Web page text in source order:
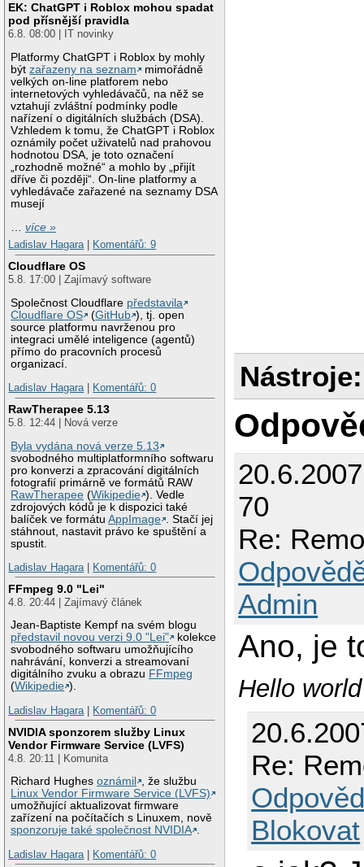
EK: ChatGPT i Roblox mohou spadat
pod přísnější pravidla
6.8. 08:00 | IT novinky
Platformy ChatGPT i Roblox by mohly
býtzařazeny na seznam
mimořádně
velkých on-line platforem nebo
internetových vyhledávačů, na něž se
vztahují zvláštní podmínky podle
nařízení o digitálních službách (DSA).
Vzhledem k tomu, že ChatGPT i Roblox
oznámily počet uživatelů nad prahovou
hodnotou DSA, je toto označení
„rozhodně možné“ a mohlo by „přijít
dříve či později“. On-line platformy a
vyhledávače zařazené na seznamy DSA
musejí
…více »
Ladislav Hagara| Komentářů: 9
Cloudflare OS
5.8. 17:00 | Zajímavý software
Společnost Cloudflare představila
Cloudflare OS
(GitHub ), tj. open
source platformu navrženou pro
integraci umělé inteligence (agentů)
přímo do pracovních procesů
organizací.
Ladislav Hagara| Komentářů: 0
RawTherapee 5.13
5.8. 12:44 | Nová verze
Byla vydána nová verze 5.13
svobodného multiplatformního softwaru
pro konverzi a zpracování digitálních
fotografií primárně ve formátů RAW
RawTherapee (Wikipedie ). Vedle
zdrojových kódů je k dispozici také
balíček ve formátuAppImage
. Stačí jej
stáhnout, nastavit právo ke spuštění a
spustit.
Ladislav Hagara| Komentářů: 0
FFmpeg 9.0 "Lei"
4.8. 20:44 | Zajímavý článek
Jean-Baptiste Kempf na svém blogu
představil novou verzi 9.0 "Lei"
kolekce
svobodného softwaru umožňujícího
nahrávání, konverzi a streamovaní
digitálního zvuku a obrazu FFmpeg
(Wikipedie ).
Ladislav Hagara| Komentářů: 0
NVIDIA sponzorem služby Linux
Vendor Firmware Service (LVFS)
4.8. 20:11 | Komunita
Richard Hughesoznámil
, že službu
Linux Vendor Firmware Service (LVFS)
umožňující aktualizovat firmware
zařízení na počítačích s Linuxem, nově
sponzoruje také společnost NVIDIA .
Ladislav Hagara| Komentářů: 0
Nástroje:
70
Re:
Admin
Ano, je
Hello
Re:
Blokovat